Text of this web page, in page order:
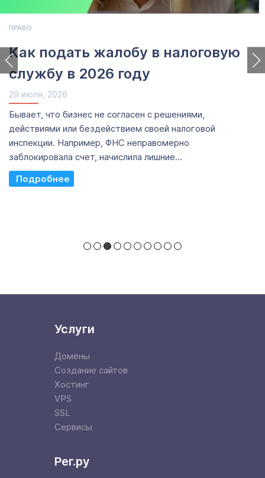
ПРАВО
Как подать жалобу в налоговую
службу в 2026 году
29 июля, 2026
Бывает, что бизнес не согласен с решениями,
действиями или бездействием своей налоговой
инспекции. Например, ФНС неправомерно
заблокировала счет, начислила лишние...
Read More
Услуги
Домены
Создание сайтов
Хостинг
VPS
SSL
Сервисы
Рег.ру